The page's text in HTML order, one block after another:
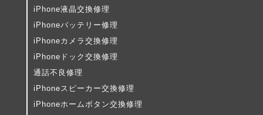
iPhone液晶交換修理
iPhoneバッテリー修理
iPhoneカメラ交換修理
iPhoneドック交換修理
通話不良修理
iPhoneスピーカー交換修理
iPhoneホームボタン交換修理